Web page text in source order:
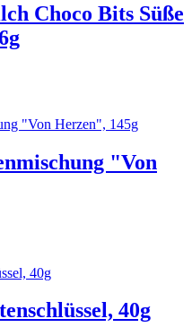
Choco Bits Süße
"Von
40g